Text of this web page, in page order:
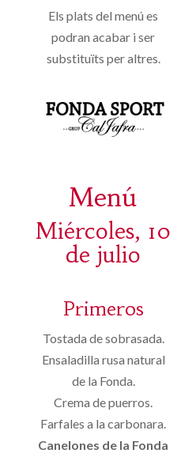
Els plats del menú es
podran acabar i ser
substituïts per altres.
Menú
Miércoles, 10
de julio
Primeros
Tostada de sobrasada.
Ensaladilla rusa natural
de la Fonda.
Crema de puerros.
Farfales a la carbonara.
Canelones de la Fonda